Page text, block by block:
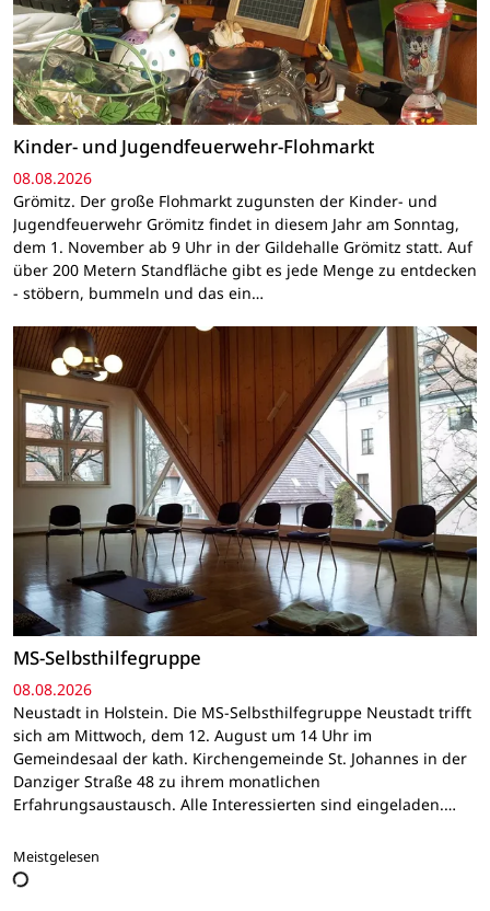
Kinder- und Jugendfeuerwehr-Flohmarkt
08.08.2026
Grömitz. Der große Flohmarkt zugunsten der Kinder- und
Jugendfeuerwehr Grömitz findet in diesem Jahr am Sonntag,
dem 1. November ab 9 Uhr in der Gildehalle Grömitz statt. Auf
über 200 Metern Standfläche gibt es jede Menge zu entdecken
- stöbern, bummeln und das ein…
MS-Selbsthilfegruppe
08.08.2026
Neustadt in Holstein. Die MS-Selbsthilfegruppe Neustadt trifft
sich am Mittwoch, dem 12. August um 14 Uhr im
Gemeindesaal der kath. Kirchengemeinde St. Johannes in der
Danziger Straße 48 zu ihrem monatlichen
Erfahrungsaustausch. Alle Interessierten sind eingeladen.…
Meistgelesen